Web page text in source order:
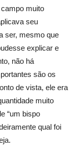
muito
seu
ser, mesmo que
explicar e
não há
são os
de vista, ele era
muito
“um bispo
qual foi